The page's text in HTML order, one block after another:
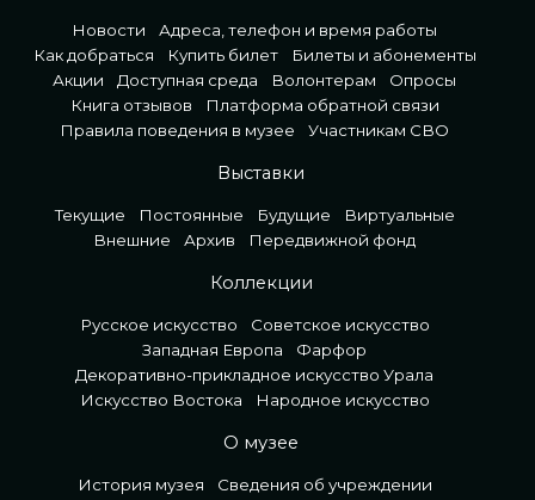
Новости
Адреса, телефон и время работы
Как добраться
Купить билет
Билеты и абонементы
Акции
Доступная среда Волонтерам
Опросы
Книга отзывов
Платформа обратной связи
Правила поведения в музее
Участникам СВО
Выставки
Текущие Постоянные Будущие
Виртуальные
Внешние
Архив Передвижной фонд
Коллекции
Русское искусство
Советское искусство
Западная Европа
Фарфор
Декоративно-прикладное искусство Урала
Искусство Востока
Народное искусство
О музее
История музея
Сведения об учреждении